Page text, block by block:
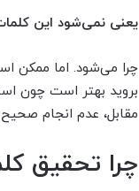
یعنی نمی‌شود این
چرا می‌شود. اما ممکن
بروید بهتر است چون
مقابل، عدم انجام
چرا تحقیق